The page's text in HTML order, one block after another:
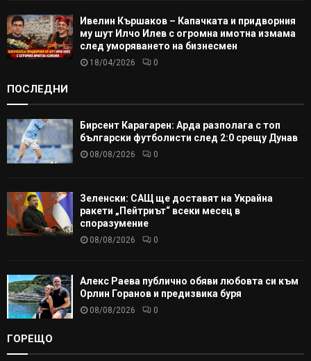
Ивелин Кършаков – Капачката и придворния
му шут Илчо Илев с огромна имотна измама
след уморяването на бизнесмен
18/04/2026 0
ПОСЛЕДНИ
Бирсент Карагарен: Арда разполага с топ
български футболисти след 2:0 срещу Дунав
08/08/2026 0
Зеленски: САЩ ще доставят на Украйна
ракети „Пейтриът“ всеки месец в
споразумение
08/08/2026 0
Алекс Раева публично обяви любовта си към
Орлин Горанов и предизвика буря
08/08/2026 0
ГОРЕЩО